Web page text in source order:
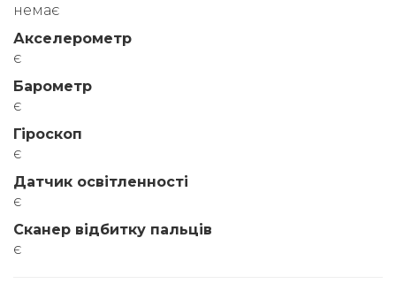
немає
Акселерометр
є
Барометр
є
Гіроскоп
є
Датчик освітленності
є
Сканер відбитку пальців
є